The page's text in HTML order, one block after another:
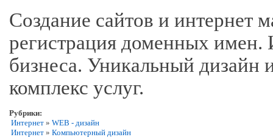
Создание сайтов и интернет
регистрация доменных имен.
бизнеса. Уникальный
комплекс услуг.
Рубрики:
Интернет » WEB - дизайн
Интернет » Компьютерный дизайн